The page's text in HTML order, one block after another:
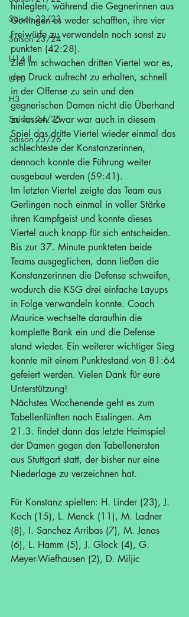
Saison 22/23
Saison 23/24
U14 II
U10
H3
Saison 24/25
Saison 25/26
hinlegten, während die Gegnerinnen aus
Gerlingen es weder schafften, ihre vier
Freiwürfe zu verwandeln noch sonst zu
punkten (42:28).
Ziel im schwachen dritten Viertel war es,
den Druck aufrecht zu erhalten, schnell
in der Offense zu sein und den
gegnerischen Damen nicht die Überhand
zu lassen. Zwar war auch in diesem
Spiel das dritte Viertel wieder einmal das
schlechteste der Konstanzerinnen,
dennoch konnte die Führung weiter
ausgebaut werden (59:41).
Im letzten Viertel zeigte das Team aus
Gerlingen noch einmal in voller Stärke
ihren Kampfgeist und konnte dieses
Viertel auch knapp für sich entscheiden.
Bis zur 37. Minute punkteten beide
Teams ausgeglichen, dann ließen die
Konstanzerinnen die Defense schweifen,
wodurch die KSG drei einfache Layups
in Folge verwandeln konnte. Coach
Maurice wechselte daraufhin die
komplette Bank ein und die Defense
stand wieder. Ein weiterer wichtiger Sieg
konnte mit einem Punktestand von 81:64
gefeiert werden. Vielen Dank für eure
Unterstützung!
Nächstes Wochenende geht es zum
Tabellenfünften nach Esslingen. Am
21.3. findet dann das letzte Heimspiel
der Damen gegen den Tabellenersten
aus Stuttgart statt, der bisher nur eine
Niederlage zu verzeichnen hat.
Für Konstanz spielten: H. Linder (23), J.
Koch (15), L. Menck (11), M. Ladner
(8), I. Sanchez Arribas (7), M. Janas
(6), L. Hamm (5), J. Glock (4), G.
Meyer-Wiefhausen (2), D. Miljic